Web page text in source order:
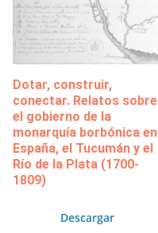
Dotar, construir,
conectar. Relatos sobre
el gobierno de la
monarquía borbónica en
España, el Tucumán y el
Río de la Plata (1700-
1809)
Descargar